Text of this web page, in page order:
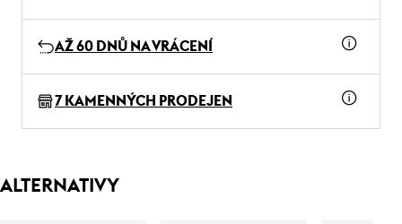
AŽ 60 DNŮ NA VRÁCENÍ
7 KAMENNÝCH PRODEJEN
ALTERNATIVY